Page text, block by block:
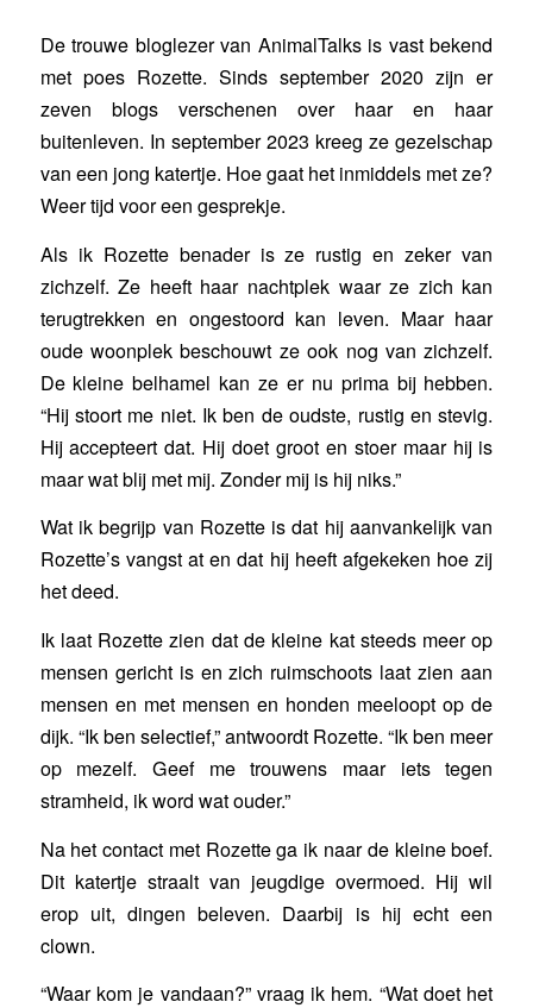
De trouwe bloglezer van AnimalTalks is vast bekend
met poes Rozette. Sinds september 2020 zijn er
zeven blogs verschenen over haar en haar
buitenleven. In september 2023 kreeg ze gezelschap
van een jong katertje. Hoe gaat het inmiddels met ze?
Weer tijd voor een gesprekje.
Als ik Rozette benader is ze rustig en zeker van
zichzelf. Ze heeft haar nachtplek waar ze zich kan
terugtrekken en ongestoord kan leven. Maar haar
oude woonplek beschouwt ze ook nog van zichzelf.
De kleine belhamel kan ze er nu prima bij hebben.
“Hij stoort me niet. Ik ben de oudste, rustig en stevig.
Hij accepteert dat. Hij doet groot en stoer maar hij is
maar wat blij met mij. Zonder mij is hij niks.”
Wat ik begrijp van Rozette is dat hij aanvankelijk van
Rozette’s vangst at en dat hij heeft afgekeken hoe zij
het deed.
Ik laat Rozette zien dat de kleine kat steeds meer op
mensen gericht is en zich ruimschoots laat zien aan
mensen en met mensen en honden meeloopt op de
dijk. “Ik ben selectief,” antwoordt Rozette. “Ik ben meer
op mezelf. Geef me trouwens maar iets tegen
stramheid, ik word wat ouder.”
Na het contact met Rozette ga ik naar de kleine boef.
Dit katertje straalt van jeugdige overmoed. Hij wil
erop uit, dingen beleven. Daarbij is hij echt een
clown.
“Waar kom je vandaan?” vraag ik hem. “Wat doet het